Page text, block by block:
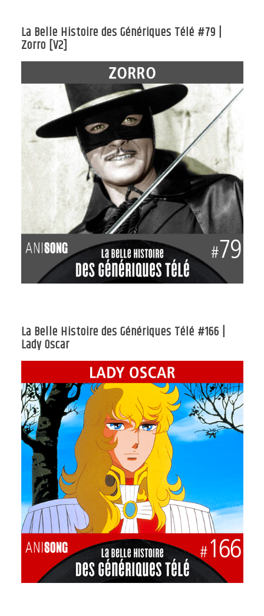
La Belle Histoire des Génériques Télé #79 |
Zorro [V2]
La Belle Histoire des Génériques Télé #166 |
Lady Oscar